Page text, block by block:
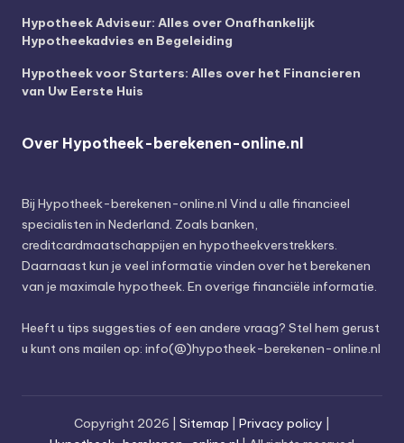
Hypotheek Adviseur: Alles over Onafhankelijk
Hypotheekadvies en Begeleiding
Hypotheek voor Starters: Alles over het Financieren
van Uw Eerste Huis
Over Hypotheek-berekenen-online.nl
Bij Hypotheek-berekenen-online.nl Vind u alle financieel
specialisten in Nederland. Zoals banken,
creditcardmaatschappijen en hypotheekverstrekkers.
Daarnaast kun je veel informatie vinden over het berekenen
van je maximale hypotheek. En overige financiële informatie.
Heeft u tips suggesties of een andere vraag? Stel hem gerust
u kunt ons mailen op: info(@)hypotheek-berekenen-online.nl
Copyright 2026 | Sitemap Privacy policy